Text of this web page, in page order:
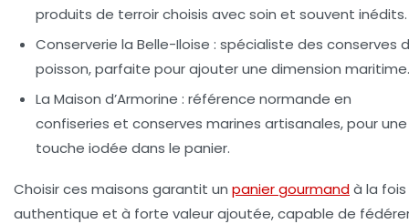
produits de terroir choisis avec soin et souvent inédits.
Conserverie la Belle-Iloise : spécialiste des conserves
poisson, parfaite pour ajouter une dimension maritime.
La Maison d’Armorine : référence normande en
confiseries et conserves marines artisanales, pour une
touche iodée dans le panier.
Choisir ces maisons garantit un panier gourmandà la fois
authentique et à forte valeur ajoutée, capable de